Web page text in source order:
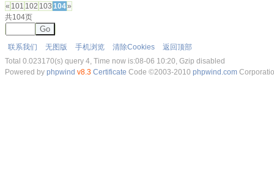
« 101 102 103 104»
共104页
Go
联系我们 无图版 手机浏览 清除Cookies
返回顶部
Total 0.023170(s) query 4, Time now is:08-06 10:20, Gzip disabled
Powered by phpwind v8.3 Certificate Code ©2003-2010 phpwind.com